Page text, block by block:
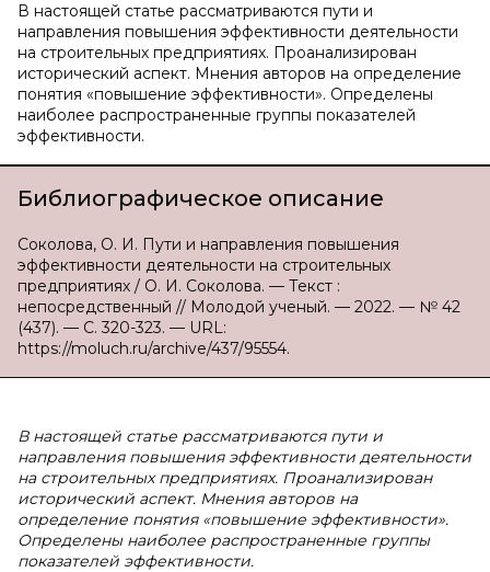
В настоящей статье рассматриваются пути и
направления повышения эффективности деятельности
на строительных предприятиях. Проанализирован
исторический аспект. Мнения авторов на определение
понятия «повышение эффективности». Определены
наиболее распространенные группы показателей
эффективности.
Библиографическое описание
Соколова, О. И. Пути и направления повышения
эффективности деятельности на строительных
предприятиях / О. И. Соколова. — Текст :
непосредственный // Молодой ученый. — 2022. — № 42
(437). — С. 320-323. — URL:
https://moluch.ru/archive/437/95554.
В настоящей статье рассматриваются пути и
направления повышения эффективности деятельности
на строительных предприятиях. Проанализирован
исторический аспект. Мнения авторов на
определение понятия «повышение эффективности».
Определены наиболее распространенные группы
показателей эффективности.